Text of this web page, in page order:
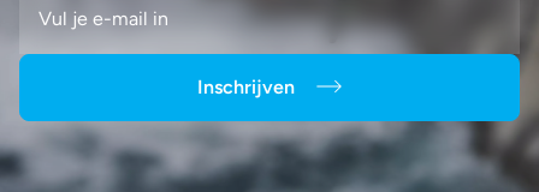
Inschrijven